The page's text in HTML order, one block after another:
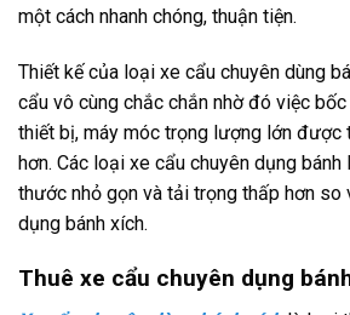
một cách nhanh chóng, thuận tiện.
Thiết kế của loại xe cẩu chuyên dùng
cẩu vô cùng chắc chắn nhờ đó việc
thiết bị, máy móc trọng lượng lớn được
hơn. Các loại xe cẩu chuyên dụng
thước nhỏ gọn và tải trọng thấp hơn so
dụng bánh xích.
Thuê xe cẩu chuyên dụng